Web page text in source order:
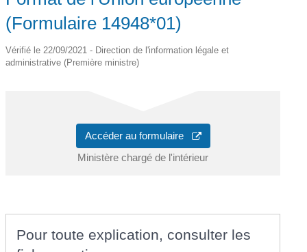
(Formulaire 14948*01)
Vérifié le 22/09/2021 - Direction de l'information légale et
administrative (Première ministre)
Accéder au formulaire
Ministère chargé de l'intérieur
Pour toute explication, consulter les